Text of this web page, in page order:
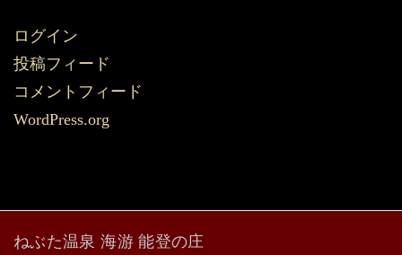
ログイン
投稿フィード
コメントフィード
WordPress.org
ねぶた温泉 海游 能登の庄